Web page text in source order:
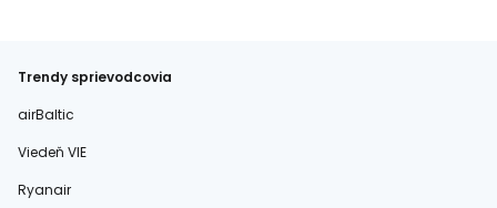
Trendy sprievodcovia
airBaltic
Viedeň VIE
Ryanair